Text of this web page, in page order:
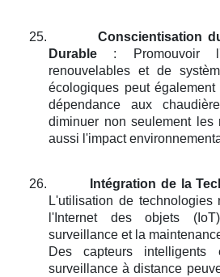
25.
Conscientisation
Durable : Promouvoir
renouvelables et de
écologiques peut
dépendance aux
diminuer non seulement les
aussi l'impact
26. Intégration de la
L'utilisation de technologies
l'Internet des objets
surveillance et la
Des capteurs
surveillance à distance